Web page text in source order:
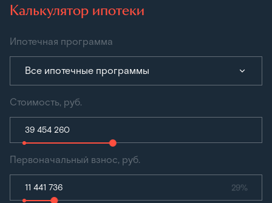
Калькулятор ипотеки
Ипотечная программа
Все ипотечные программы
Стоимость, руб.
Первоначальный взнос, руб.
29%